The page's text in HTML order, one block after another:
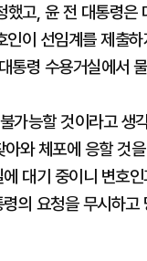
고, 윤 전 대통령은
이 선임계를 제출
통령 수용거실에서
가능할 것이라고 생
와 체포에 응할 것
대기 중이니 변호
의 요청을 무시하